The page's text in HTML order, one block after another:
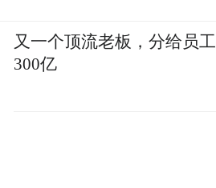
又一个顶流老板，分给员工
300亿